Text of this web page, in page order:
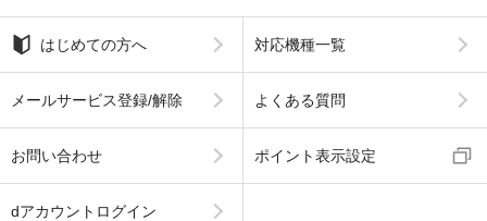
はじめての方へ 対応機種一覧
メールサービス登録/解除 よくある質問
お問い合わせ ポイント表示設定
dアカウントログイン